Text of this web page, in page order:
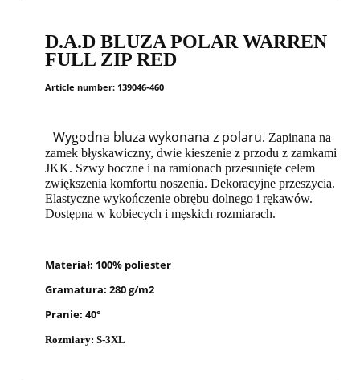
D.A.D BLUZA POLAR WARREN
FULL ZIP RED
Article number: 139046-460
Wygodna bluza wykonana z polaru. Zapinana na
zamek błyskawiczny, dwie kieszenie z przodu z zamkami
JKK. Szwy boczne i na ramionach przesunięte celem
zwiększenia komfortu noszenia. Dekoracyjne przeszycia.
Elastyczne wykończenie obrębu dolnego i rękawów.
Dostępna w kobiecych i męskich rozmiarach.
Materiał: 100% poliester
Gramatura: 280 g/m2
Pranie: 40°
Rozmiary: S-3XL